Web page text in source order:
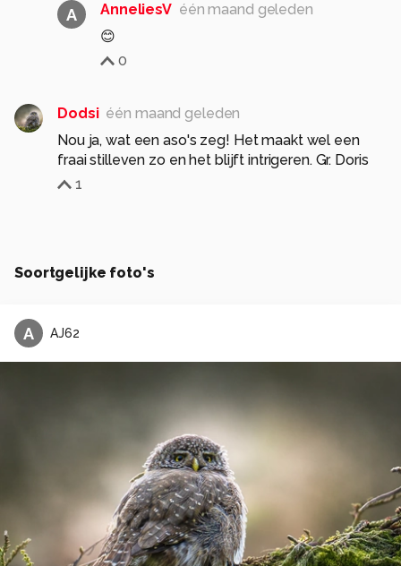
A AnneliesV één maand geleden
😊
0
Dodsi één maand geleden
Nou ja, wat een aso's zeg! Het maakt wel een
fraai stilleven zo en het blijft intrigeren. Gr. Doris
1
Soortgelijke foto's
A AJ62